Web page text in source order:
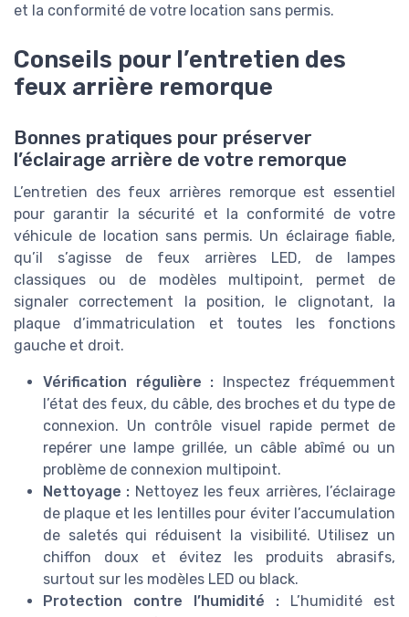
et la conformité de votre location sans permis.
Conseils pour l’entretien des
feux arrière remorque
Bonnes pratiques pour préserver
l’éclairage arrière de votre remorque
L’entretien des feux arrières remorque est essentiel
pour garantir la sécurité et la conformité de votre
véhicule de location sans permis. Un éclairage fiable,
qu’il s’agisse de feux arrières LED, de lampes
classiques ou de modèles multipoint, permet de
signaler correctement la position, le clignotant, la
plaque d’immatriculation et toutes les fonctions
gauche et droit.
Vérification régulière : Inspectez fréquemment
l’état des feux, du câble, des broches et du type de
connexion. Un contrôle visuel rapide permet de
repérer une lampe grillée, un câble abîmé ou un
problème de connexion multipoint.
Nettoyage : Nettoyez les feux arrières, l’éclairage
de plaque et les lentilles pour éviter l’accumulation
de saletés qui réduisent la visibilité. Utilisez un
chiffon doux et évitez les produits abrasifs,
surtout sur les modèles LED ou black.
Protection contre l’humidité : L’humidité est